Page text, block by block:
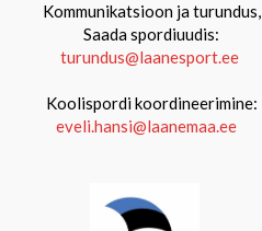
Kommunikatsioon ja turundus,
Saada spordiuudis:
turundus@laanesport.ee
Koolispordi koordineerimine:
eveli.hansi@laanemaa.ee